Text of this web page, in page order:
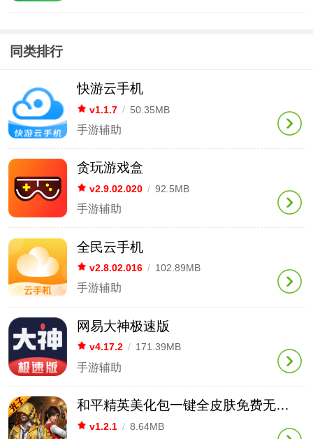
同类排行
快游云手机
v1.1.7 / 50.35MB
手游辅助
贪玩游戏盒
v2.9.02.020 / 92.5MB
手游辅助
全民云手机
v2.8.02.016 / 102.89MB
手游辅助
网易大神极速版
v4.17.2 / 171.39MB
手游辅助
和平精英美化包一键全皮肤免费无任务版
v1.2.1 / 8.64MB